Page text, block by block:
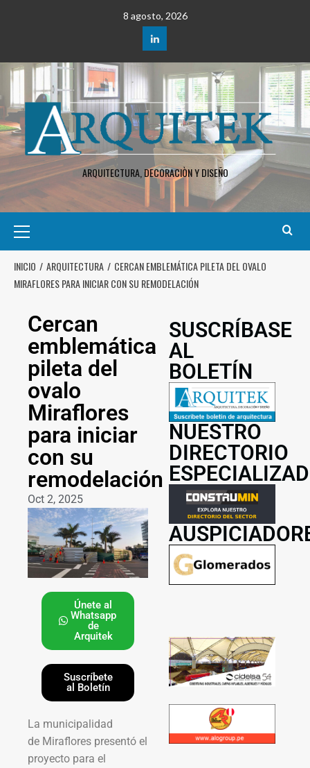
8 agosto, 2026
ARQUITECTURA, DECORACIÒN Y DISEÑO
INICIO ARQUITECTURA
CERCAN EMBLEMÁTICA PILETA DEL OVALO
MIRAFLORES PARA INICIAR CON SU REMODELACIÓN
Cercan
emblemática
pileta del
ovalo
Miraflores
para iniciar
con su
remodelación
Oct 2, 2025
Únete al
Whatsapp
de
Arquitek
Suscríbete
al Boletín
La municipalidad
de Miraflores presentó el
proyecto para el
SUSCRÍBASE
AL
BOLETÍN
NUESTRO
DIRECTORIO